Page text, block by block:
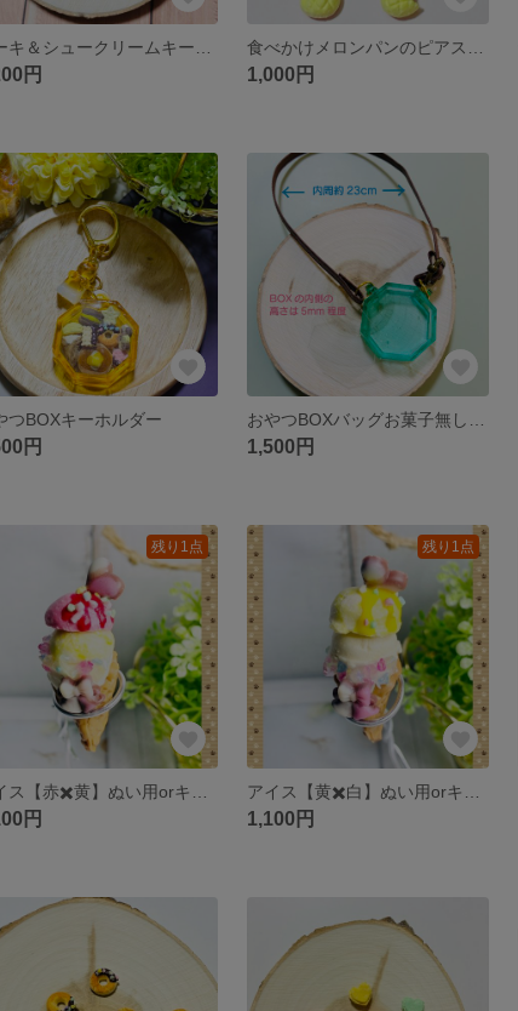
円 1,000円
つBOXキーホルダー
円 1,500円
残り1点
円
残り1点
1,100円